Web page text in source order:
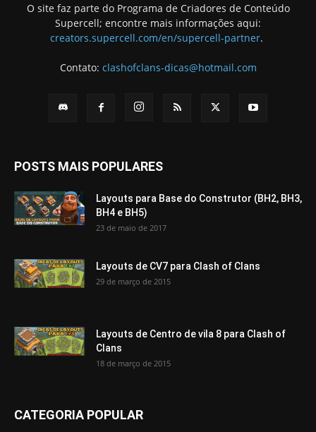
O site faz parte do Programa de Criadores de Conteúdo
Supercell; encontre mais informações aqui:
creators.supercell.com/en/supercell-partner.
Contato: clashofclans-dicas@hotmail.com
POSTS MAIS POPULARES
Layouts para Base do Construtor (BH2, BH3,
BH4 e BH5)
23 de maio de 2017
Layouts de CV7 para Clash of Clans
29 de março de 2015
Layouts de Centro de vila 8 para Clash of
Clans
18 de março de 2015
CATEGORIA POPULAR